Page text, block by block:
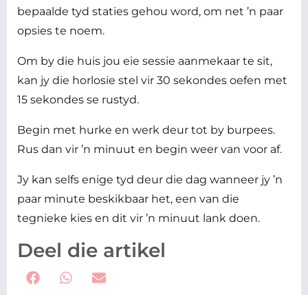
bepaalde tyd staties gehou word, om net ’n paar
opsies te noem.
Om by die huis jou eie sessie aanmekaar te sit,
kan jy die horlosie stel vir 30 sekondes oefen met
15 sekondes se rustyd.
Begin met hurke en werk deur tot by burpees.
Rus dan vir ’n minuut en begin weer van voor af.
Jy kan selfs enige tyd deur die dag wanneer jy ’n
paar minute beskikbaar het, een van die
tegnieke kies en dit vir ’n minuut lank doen.
Deel die artikel